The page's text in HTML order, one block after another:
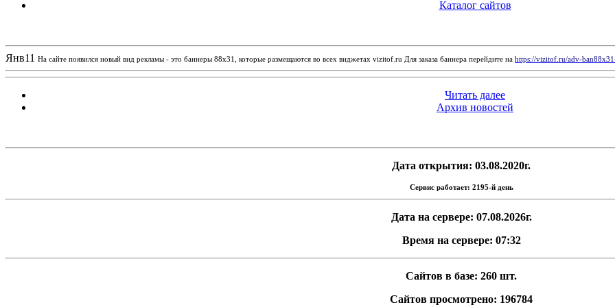
Каталог сайтов
Янв11 На сайте появился новый вид рекламы - это баннеры 88х31, которые размещаются во всех виджетах vizitof.ru Для заказа баннера перейдите на https://vizitof.ru/adv-
Читать далее
Архив новостей
Дата открытия: 03.08.2020г.
Сервис работает: 2195-й день
Дата на сервере: 07.08.2026г.
Время на сервере: 07:32
Сайтов в базе: 260 шт.
Сайтов просмотрено: 196784